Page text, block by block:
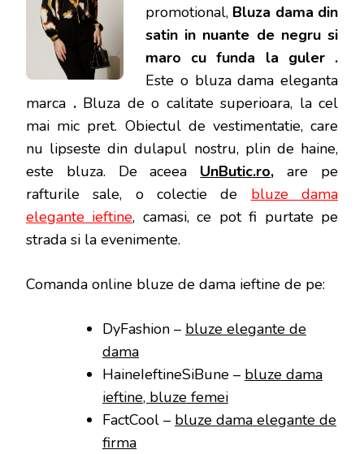
promotional, Bluza dama din
satin in nuante de negru si
maro cu funda la guler .
Este o bluza dama eleganta
marca .Bluza de o calitate superioara, la cel
mai mic pret. Obiectul de vestimentatie, care
nu lipseste din dulapul nostru, plin de haine,
este bluza. De aceea UnButic.ro,are pe
rafturile sale, o colectie de bluze dama
elegante ieftine, camasi, ce pot fi purtate pe
strada si la evenimente.
Comanda online bluze de dama ieftine de pe:
DyFashion – bluze elegante de
dama
HaineIeftineSiBune – bluze dama
ieftine, bluze femei
FactCool – bluze dama elegante de
firma